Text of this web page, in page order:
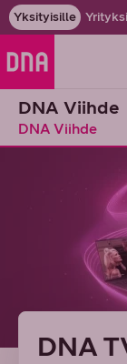
Yksityisille
DNA Viihde
DNA Viihde
DNA